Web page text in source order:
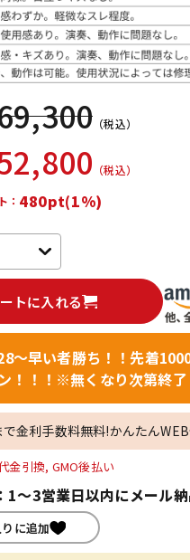
ン 配信/ラ
機器
（税込）
（税込）
： 480pt(1%)
トに入れる
～早い者勝ち！！先着
！！！※無くなり次第終了
金利手数料無料!かんたん
金引換, GMO後払い
1～3営業日以内にメール
に追加